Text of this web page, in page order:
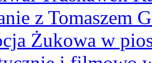
z Tomaszem
Żukowa w